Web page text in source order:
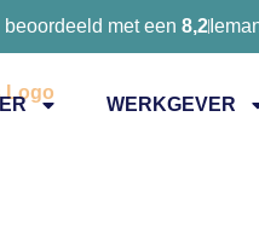
beoordeeld met een 8,2
WERKGEVER